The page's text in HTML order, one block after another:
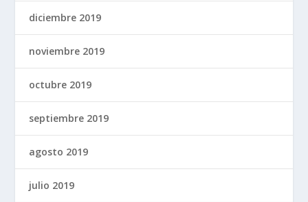
diciembre 2019
noviembre 2019
octubre 2019
septiembre 2019
agosto 2019
julio 2019